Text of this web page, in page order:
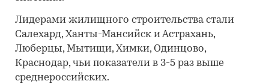
Лидерами жилищного строительства стали
Салехард, Ханты-Мансийск и Астрахань,
Люберцы, Мытищи, Химки, Одинцово,
Краснодар, чьи показатели в 3-5 раз выше
среднероссийских.